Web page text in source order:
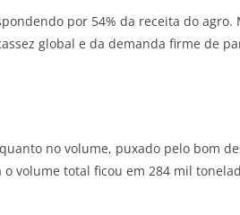
por 54% da receita do
global e da demanda firme de
no volume, puxado pelo bom
volume total ficou em 284 mil